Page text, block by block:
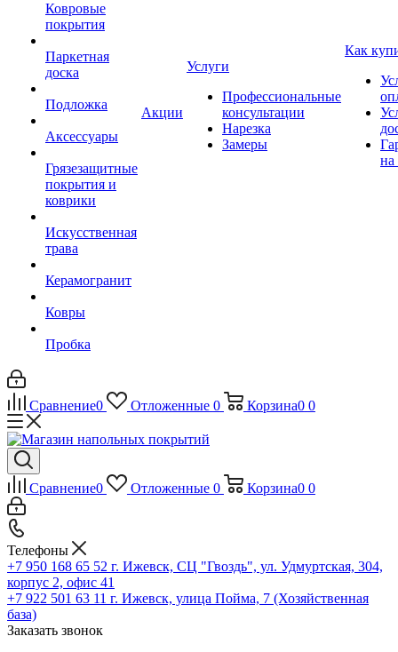
Ковровые
покрытия
Паркетная
доска
Подложка
Аксессуары
Грязезащитные
покрытия и
коврики
Искусственная
трава
Керамогранит
Ковры
Пробка
Акции
Услуги
Профессиональные
консультации
Нарезка
Замеры
Как
на
Сравнение0 Отложенные 0 Корзина0 0
Сравнение0 Отложенные 0 Корзина0 0
Телефоны
+7 950 168 65 52 г. Ижевск, СЦ "Гвоздь", ул. Удмуртская, 304,
корпус 2, офис 41
+7 922 501 63 11 г. Ижевск, улица Пойма, 7 (Хозяйственная
база)
Заказать звонок